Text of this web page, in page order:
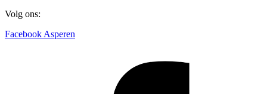
Volg ons:
Facebook Asperen